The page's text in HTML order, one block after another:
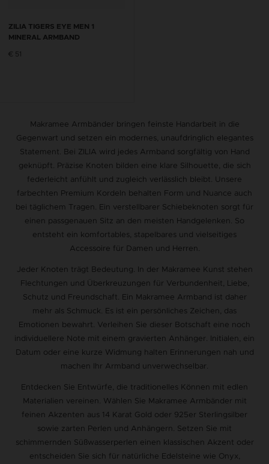
ZILIA TIGERS EYE MEN 1
MINERAL ARMBAND
€ 51
Makramee Armbänder bringen feinste Handarbeit in die
Gegenwart und setzen ein modernes, unaufdringlich elegantes
Statement. Bei ZILIA wird jedes Armband sorgfältig von Hand
geknüpft. Präzise Knoten bilden eine klare Silhouette, die sich
federleicht anfühlt und zugleich verlässlich bleibt. Unsere
farbechten Premium Kordeln behalten Form und Nuance auch
bei täglichem Tragen. Ein verstellbarer Schiebeknoten sorgt für
einen passgenauen Sitz an den meisten Handgelenken. So
entsteht ein komfortables, stapelbares und vielseitiges
Accessoire für Damen und Herren.
Jeder Knoten trägt Bedeutung. In der Makramee Kunst stehen
Flechtungen und Überkreuzungen für Verbundenheit, Liebe,
Schutz und Freundschaft. Ein Makramee Armband ist daher
mehr als Schmuck. Es ist ein persönliches Zeichen, das
Emotionen bewahrt. Verleihen Sie dieser Botschaft eine noch
individuellere Note mit einem gravierten Anhänger. Initialen, ein
Datum oder eine kurze Widmung halten Erinnerungen nah und
machen Ihr Armband unverwechselbar.
Entdecken Sie Entwürfe, die traditionelles Können mit edlen
Materialien vereinen. Wählen Sie Makramee Armbänder mit
feinen Akzenten aus 14 Karat Gold oder 925er Sterlingsilber
sowie zarten Perlen und Anhängern. Setzen Sie mit
schimmernden Süßwasserperlen einen klassischen Akzent oder
entscheiden Sie sich für natürliche Edelsteine wie Onyx,